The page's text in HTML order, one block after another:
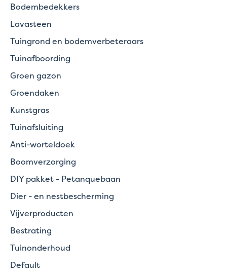
Bodembedekkers
Lavasteen
Tuingrond en bodemverbeteraars
Tuinafboording
Groen gazon
Groendaken
Kunstgras
Tuinafsluiting
Anti-worteldoek
Boomverzorging
DIY pakket - Petanquebaan
Dier - en nestbescherming
Vijverproducten
Bestrating
Tuinonderhoud
Default